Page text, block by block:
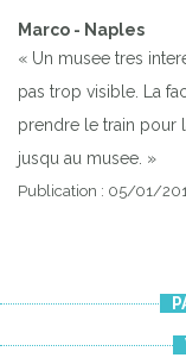
Marco - Naples
« Un musee tres
pas trop visible. La
prendre le train pour
jusqu au musee. »
Publication : 05/01/